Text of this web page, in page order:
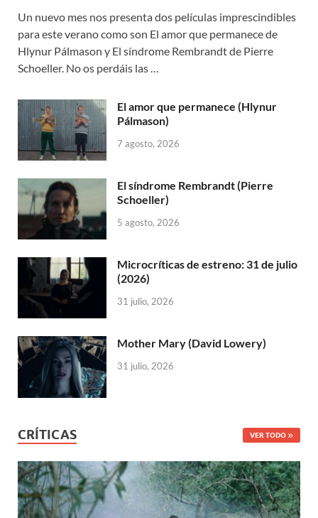
Un nuevo mes nos presenta dos películas imprescindibles
para este verano como son El amor que permanece de
Hlynur Pálmason y El síndrome Rembrandt de Pierre
Schoeller. No os perdáis las …
El amor que permanece (Hlynur
Pálmason)
7 agosto, 2026
El síndrome Rembrandt (Pierre
Schoeller)
5 agosto, 2026
Microcríticas de estreno: 31 de julio
(2026)
31 julio, 2026
Mother Mary (David Lowery)
31 julio, 2026
CRÍTICAS VER TODO